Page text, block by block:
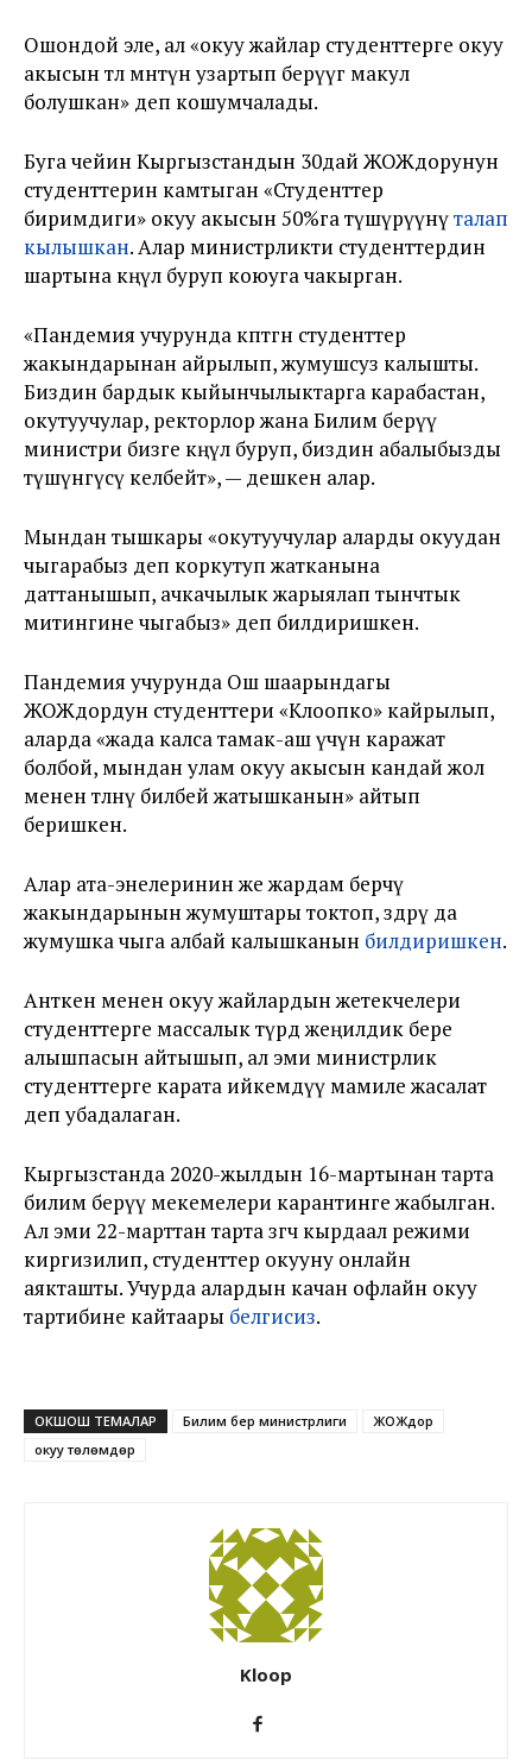
Ошондой эле, ал «окуу жайлар студенттерге окуу
акысын төлөө мөөнөтүн узартып берүүгө макул
болушкан» деп кошумчалады.
Буга чейин Кыргызстандын 30дай ЖОЖдорунун
студенттерин камтыган «Студенттер
биримдиги» окуу акысын 50%га түшүрүүнүталап
кылышкан. Алар министрликти студенттердин
шартына көңүл буруп коюуга чакырган.
«Пандемия учурунда көптөгөн студенттер
жакындарынан айрылып, жумушсуз калышты.
Биздин бардык кыйынчылыктарга карабастан,
окутуучулар, ректорлор жана Билим берүү
министри бизге көңүл буруп, биздин абалыбызды
түшүнгүсү келбейт», — дешкен алар.
Мындан тышкары «окутуучулар аларды окуудан
чыгарабыз деп коркутуп жатканына
даттанышып, ачкачылык жарыялап тынчтык
митингине чыгабыз» деп билдиришкен.
Пандемия учурунда Ош шаарындагы
ЖОЖдордун студенттери «Клоопко» кайрылып,
аларда «жада калса тамак-аш үчүн каражат
болбой, мындан улам окуу акысын кандай жол
менен төлөөнү билбей жатышканын» айтып
беришкен.
Алар ата-энелеринин же жардам берчү
жакындарынын жумуштары токтоп, өздөрү да
жумушка чыга албай калышканын билдиришкен.
Анткен менен окуу жайлардын жетекчелери
студенттерге массалык түрдө жеңилдик бере
алышпасын айтышып, ал эми министрлик
студенттерге карата ийкемдүү мамиле жасалат
деп убадалаган.
Кыргызстанда 2020-жылдын 16-мартынан тарта
билим берүү мекемелери карантинге жабылган.
Ал эми 22-марттан тарта өзгөчө кырдаал режими
киргизилип, студенттер окууну онлайн
аякташты. Учурда алардын качан офлайн окуу
тартибине кайтаары белгисиз.
ОКШОШ ТЕМАЛАР Билим берүү министрлиги
ЖОЖдор
окуу төлөмдөрү
Kloop